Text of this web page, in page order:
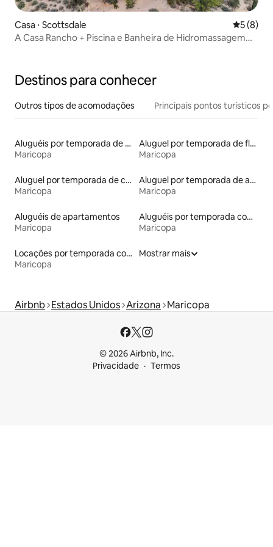
Casa ⋅ Scottsdale 5 de
5 (8)
A Casa Rancho + Piscina e Banheira de Hidromassagem
Destinos para conhecer
Outros tipos de acomodações Principais pontos turísticos
Aluguéis por temporada de acomodações de luxo
Maricopa
Aluguel por temporada de flats
Maricopa
Aluguel por temporada de casas de hóspedes
Maricopa
Aluguel por temporada de apart-hotéis
Maricopa
Aluguéis de apartamentos
Maricopa
Aluguéis por temporada com caiaque
Maricopa
Locações por temporada com piscina
Maricopa
Mostrar mais
Airbnb Estados Unidos Arizona Maricopa
© 2026 Airbnb, Inc.
Privacidade
Termos